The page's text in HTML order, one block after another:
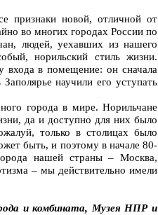
признаки новой, отличной от
во многих городах России по
людей, уехавших из нашего
норильский стиль жизни.
входа в помещение: он сначала
научили его уступать
города в мире. Норильчане
да и доступно для них было
только в столицах было
быть, и поэтому в начале 80-
нашей страны – Москва,
– мы действительно имели
и комбината, Музея НПР и